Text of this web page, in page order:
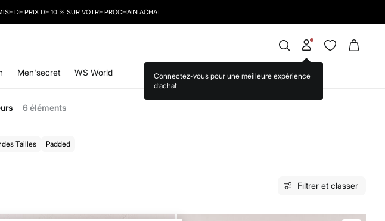
DÈS 50 €
Men'secret WS World
6 éléments
Tailles Padded
Filtrer et classer